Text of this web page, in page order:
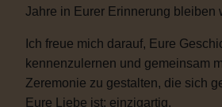
Jahre in Eurer Erinnerung bleiben
Ich freue mich darauf, Eure
kennenzulernen und gemeinsam
Zeremonie zu gestalten, die sich
Eure Liebe ist: einzigartig.